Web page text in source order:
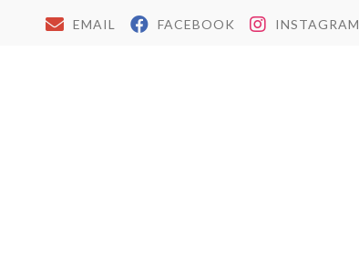
EMAIL FACEBOOK INSTAGRAM